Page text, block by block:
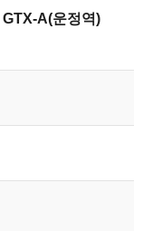
A(운정역)